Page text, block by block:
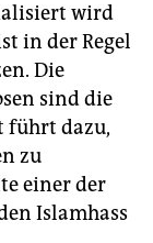
wird
in der Regel
Die
sind die
führt dazu,
zu
einer der
Islamhass